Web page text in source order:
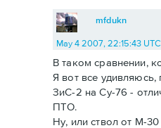
mfdukn
May 4 2007, 22:15:43 UTC
В таком сравнении,
Я вот все удивляюсь,
ЗиС-2 на Су-76 -
ПТО.
Ну, или ствол от М-